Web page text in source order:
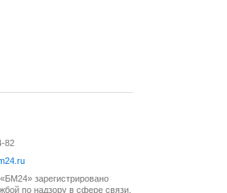
82
зарегистрировано
по надзору в сфере связи,